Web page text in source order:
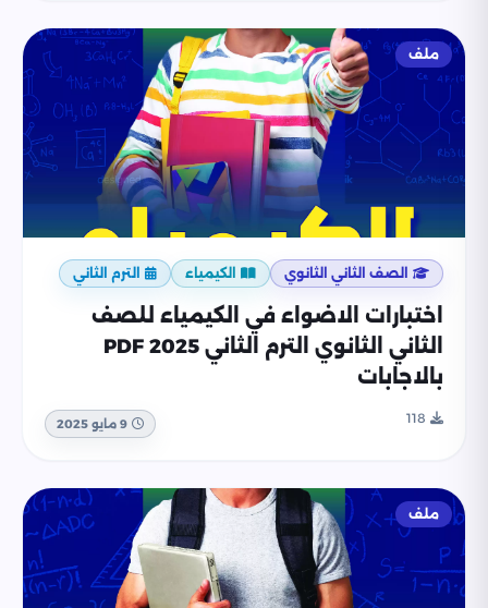
ملف
الصف الثاني الثانوي الكيمياء الترم الثاني
اختبارات الاضواء في الكيمياء للصف
الثاني الثانوي الترم الثاني 2025 PDF
بالاجابات
118 9 مايو 2025
ملف